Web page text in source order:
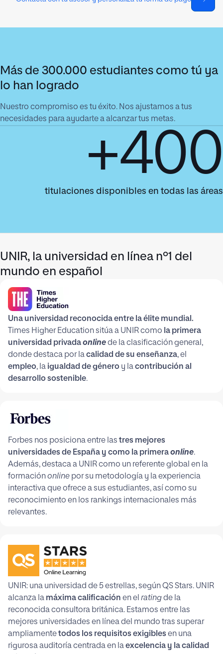
Más de 300.000 estudiantes como tú ya
lo han logrado
Nuestro compromiso es tu éxito. Nos ajustamos a tus
necesidades para ayudarte a alcanzar tus metas.
+400
titulaciones disponibles en todas las áreas
UNIR, la universidad en línea nº1 del
mundo en español
Una universidad reconocida entre la élite mundial.
Times Higher Education sitúa a UNIR como la primera
universidad privadaonlinede la clasificación general,
donde destaca por lacalidad de su enseñanza, el
empleo, la igualdad de género y lacontribución al
desarrollo sostenible.
Forbes nos posiciona entre las tres mejores
universidades de España y como la primeraonline.
Además, destaca a UNIR como un referente global en la
formaciónonline por su metodología y la experiencia
interactiva que ofrece a sus estudiantes, así como su
reconocimiento en los rankings internacionales más
relevantes.
UNIR: una universidad de 5 estrellas, según QS Stars. UNIR
alcanza la máxima calificación en el ratingde la
reconocida consultora británica. Estamos entre las
mejores universidades en línea del mundo tras superar
ampliamentetodos los requisitos exigiblesen una
rigurosa auditoría centrada en laexcelencia y la calidad